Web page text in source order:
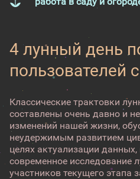
4 лунный день
пользователей
Классические трактовки
составлены очень давно и
изменений нашей жизни,
неудержимым развитием
целях актуализации
современное исследование
участников текущего этапа